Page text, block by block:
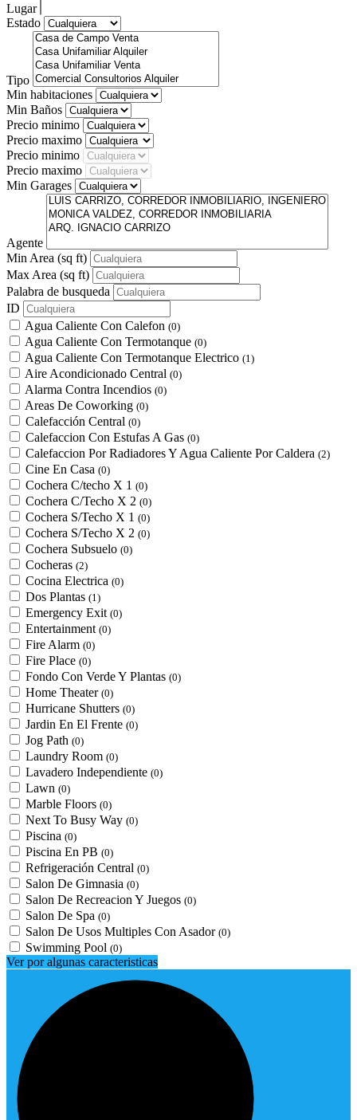
Lugar
Estado
Tipo
Min habitaciones
Min Baños
Precio minimo
Precio maximo
Precio minimo
Precio maximo
Min Garages
Agente
Min Area (sq ft)
Max Area (sq ft)
Palabra de busqueda
ID
Agua Caliente Con Calefon (0)
Agua Caliente Con Termotanque (0)
Agua Caliente Con Termotanque Electrico (1)
Aire Acondicionado Central (0)
Alarma Contra Incendios (0)
Areas De Coworking (0)
Calefacción Central (0)
Calefaccion Con Estufas A Gas (0)
Calefaccion Por Radiadores Y Agua Caliente Por Caldera (2)
Cine En Casa (0)
Cochera C/techo X 1 (0)
Cochera C/Techo X 2 (0)
Cochera S/Techo X 1 (0)
Cochera S/Techo X 2 (0)
Cochera Subsuelo (0)
Cocheras (2)
Cocina Electrica (0)
Dos Plantas (1)
Emergency Exit (0)
Entertainment (0)
Fire Alarm (0)
Fire Place (0)
Fondo Con Verde Y Plantas (0)
Home Theater (0)
Hurricane Shutters (0)
Jardin En El Frente (0)
Jog Path (0)
Laundry Room (0)
Lavadero Independiente (0)
Lawn (0)
Marble Floors (0)
Next To Busy Way (0)
Piscina (0)
Piscina En PB (0)
Refrigeración Central (0)
Salon De Gimnasia (0)
Salon De Recreacion Y Juegos (0)
Salon De Spa (0)
Salon De Usos Multiples Con Asador (0)
Swimming Pool (0)
Ver por algunas caracteristicas